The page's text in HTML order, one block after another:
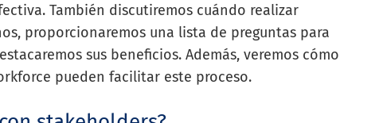
También discutiremos cuándo realizar
proporcionaremos una lista de preguntas para
sus beneficios. Además, veremos cómo
pueden facilitar este proceso.